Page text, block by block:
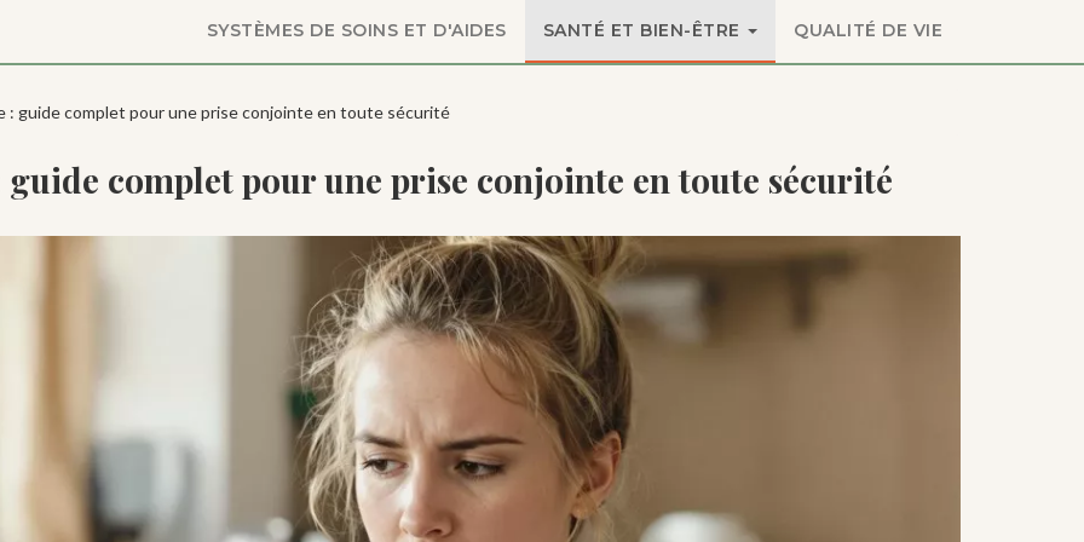
SYSTÈMES DE SOINS ET D'AIDES SANTÉ ET BIEN-ÊTRE QUALITÉ DE VIE
: guide complet pour une prise conjointe en toute sécurité
complet pour une prise conjointe en toute sécurité